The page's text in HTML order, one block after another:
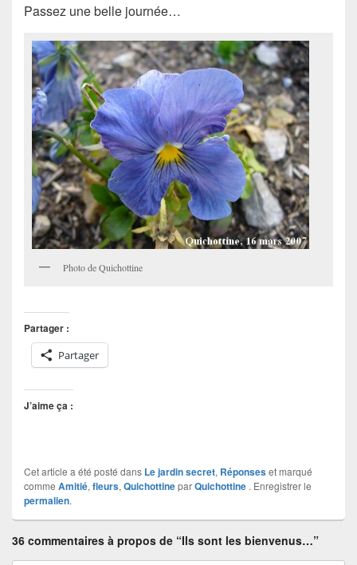
Passez une belle journée…
Photo de Quichottine
Partager :
Partager
J’aime ça :
Cet article a été posté dans Le jardin secret, Réponseset marqué
comme Amitié, fleurs, QuichottineparQuichottine . Enregistrer le
permalien.
36 commentaires à propos de “Ils sont les bienvenus…”